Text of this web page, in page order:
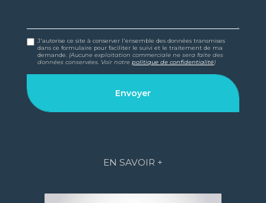
J'autorise ce site à conserver l'ensemble des données transmises
dans ce formulaire pour faciliter le suivi et le traitement de ma
demande. (Aucune exploitation commerciale ne sera faite des
données conservées. Voir notrepolitique de confidentialité)
EN SAVOIR +